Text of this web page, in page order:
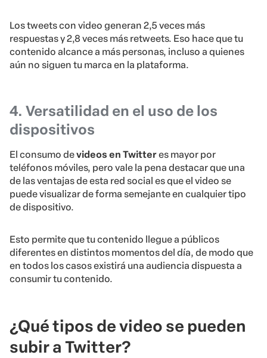
Los tweets con video generan 2,5 veces más
respuestas y 2,8 veces más retweets. Eso hace que tu
contenido alcance a más personas, incluso a quienes
aún no siguen tu marca en la plataforma.
4. Versatilidad en el uso de los
dispositivos
El consumo devideos en Twitteres mayor por
teléfonos móviles, pero vale la pena destacar que una
de las ventajas de esta red social es que el video se
puede visualizar de forma semejante en cualquier tipo
de dispositivo.
Esto permite que tu contenido llegue a públicos
diferentes en distintos momentos del día, de modo que
en todos los casos existirá una audiencia dispuesta a
consumir tu contenido.
¿Qué tipos de video se pueden
subir a Twitter?